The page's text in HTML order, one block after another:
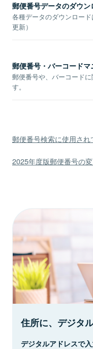
郵便番号データのダウン
各種データのダウンロー
更新）
郵便番号・バーコードマ
郵便番号や、バーコード
す。
郵便番号検索に使用さ
2025年度版郵便番号の
住所に、デジタ
デジタルアドレスで